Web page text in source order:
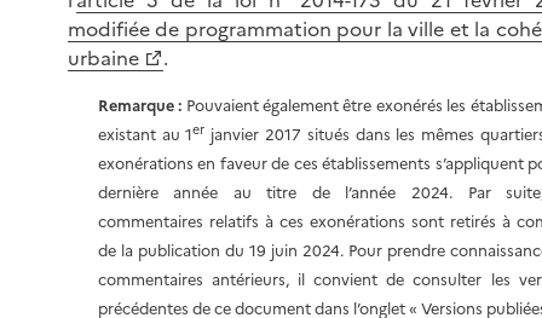
modifiée de programmation pour la ville et la
urbaine
.
Remarque : Pouvaient également être exonérés les
existant au 1er janvier 2017 situés dans les mêmes
exonérations en faveur de ces établissements s’appliquent
dernière année au titre de l’année 2024. Par
commentaires relatifs à ces exonérations sont retirés à
de la publication du 19 juin 2024. Pour prendre
commentaires antérieurs, il convient de consulter les
précédentes de ce document dans l’onglet « Versions